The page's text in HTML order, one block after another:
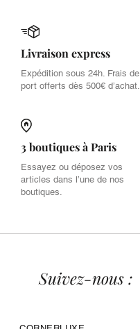
Livraison express
Expédition sous 24h. Frais de
port offerts dès 500€ d’achat.
3 boutiques à Paris
Essayez ou déposez vos
articles dans l’une de nos
boutiques.
Suivez-nous :